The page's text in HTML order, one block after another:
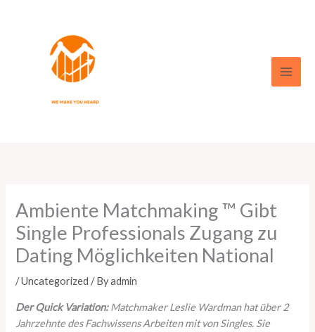
Ambiente Matchmaking ™ Gibt
Single Professionals Zugang zu
Dating Möglichkeiten National
/Uncategorized / Byadmin
Der Quick Variation:Matchmaker Leslie Wardman hat über 2
Jahrzehnte des Fachwissens Arbeiten mit von Singles. Sie